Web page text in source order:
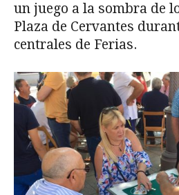
un juego a la sombra de
Plaza de Cervantes
centrales de Ferias.